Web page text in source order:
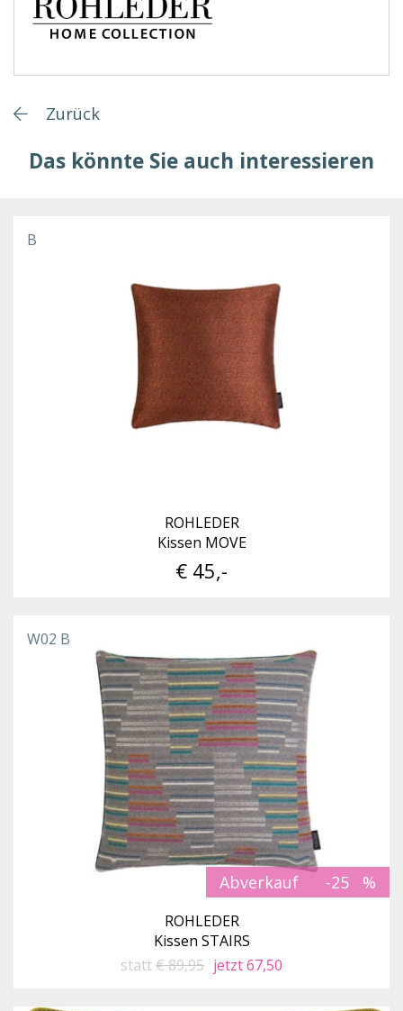
Zurück
Das könnte Sie auch interessieren
B
ROHLEDER
Kissen MOVE
€ 45,-
Abverkauf -25
W02 B
ROHLEDER
Kissen STAIRS
statt€ 89,95 jetzt 67,50